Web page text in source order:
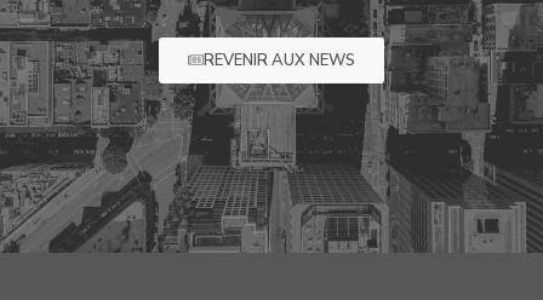
REVENIR AUX NEWS